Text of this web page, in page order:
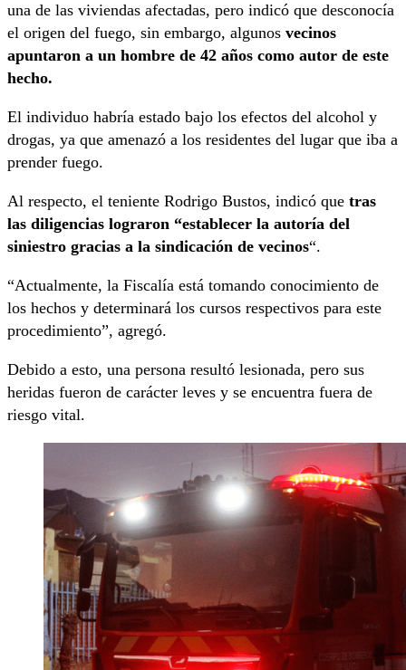
una de las viviendas afectadas, pero indicó que desconocía
el origen del fuego, sin embargo, algunos vecinos
apuntaron a un hombre de 42 años como autor de este
hecho.
El individuo habría estado bajo los efectos del alcohol y
drogas, ya que amenazó a los residentes del lugar que iba a
prender fuego.
Al respecto, el teniente Rodrigo Bustos, indicó que tras
las diligencias lograron “establecer la autoría del
siniestro gracias a la sindicación de vecinos“.
“Actualmente, la Fiscalía está tomando conocimiento de
los hechos y determinará los cursos respectivos para este
procedimiento”, agregó.
Debido a esto, una persona resultó lesionada, pero sus
heridas fueron de carácter leves y se encuentra fuera de
riesgo vital.